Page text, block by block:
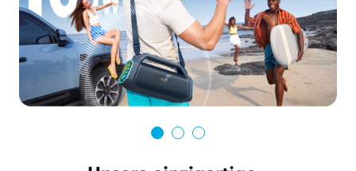
Boom 2
Plus
Boom 2
Pro
199,99€ 30,00€
Rabatt